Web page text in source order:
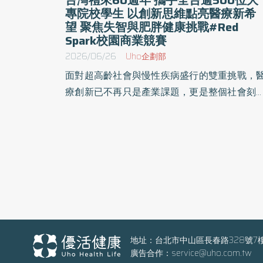
專院校學生 以創新思維點亮醫療新希
望 聚焦失智與肥胖健康挑戰#Red
Spark校園商業競賽
2026/06/26 Uho企劃部
面對超高齡社會與慢性疾病盛行的雙重挑戰，
療創新已不再只是產業課題，更是整個社會刻不
火花。本屆競賽號召全台逾500位大專院校學
聚焦失智症與肥胖症兩大健康挑戰，鼓勵學生
過創新提案提升阿茲海默症早期徵兆覺察，並翻
地址：台北市中山區長春路328號7
廣告合作： service@uho.com.tw